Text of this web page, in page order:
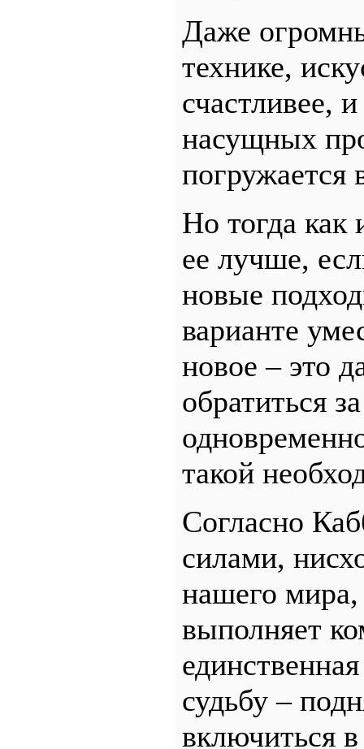
Даже
технике,
счастливее,
насущных
погружается
Но тогда как
ее лучше,
новые
варианте
новое – это
обратиться
такой
Согласно
силами,
нашего
выполняет
судьбу –
включиться